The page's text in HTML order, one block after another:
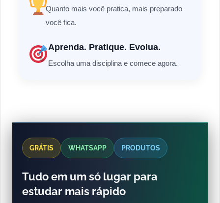
Quanto mais você pratica, mais preparado
você fica.
Aprenda. Pratique. Evolua.
Escolha uma disciplina e comece agora.
GRÁTIS WHATSAPP PRODUTOS
Tudo em um só lugar para
estudar mais rápido